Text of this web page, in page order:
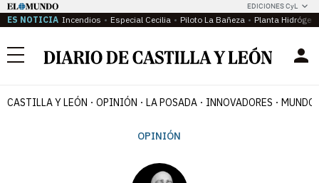
EDICIONES CyL
ES NOTICIA Incendios Especial Cecilia Piloto La Bañeza Planta
Menú
CASTILLA Y LEÓN OPINIÓN LA POSADA INNOVADORES MUNDO
OPINIÓN